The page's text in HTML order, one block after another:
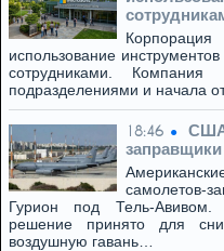
использование
сотрудниками.
подразделениями и начала
18:46
США
заправщики
самолетов-
Гурион под Тель-
решение принято для
воздушную гавань…